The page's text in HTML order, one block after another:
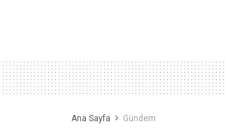
Ana Sayfa Gündem